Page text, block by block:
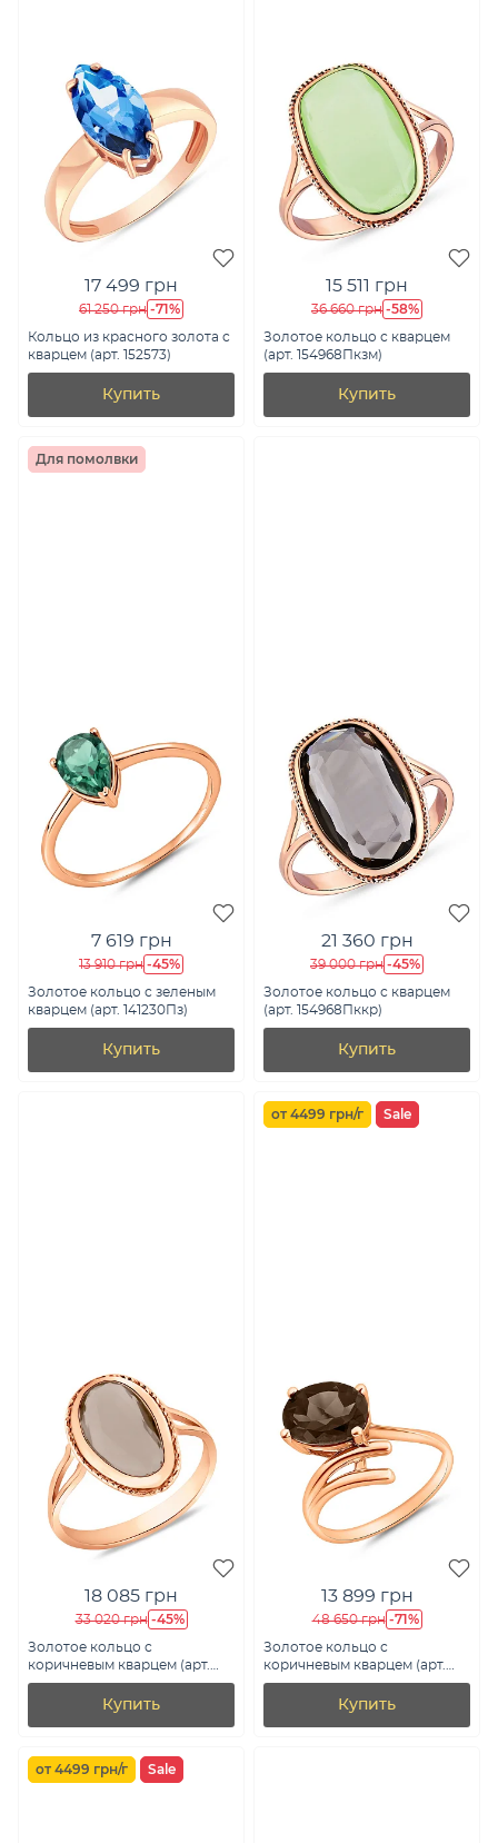
17 499 грн
61 250 грн -71%
Кольцо из красного золота с
кварцем (арт. 152573)
Купить
15 511 грн
36 660 грн -58%
Золотое кольцо с кварцем
(арт. 154968Пкзм)
Купить
Для помолвки
7 619 грн
13 910 грн -45%
Золотое кольцо с зеленым
кварцем (арт. 141230Пз)
Купить
21 360 грн
39 000 грн -45%
Золотое кольцо с кварцем
(арт. 154968Пккр)
Купить
18 085 грн
33 020 грн -45%
Золотое кольцо с
коричневым кварцем (арт.
155783Пккр)
Купить
от 4499 грн/г Sale
13 899 грн
48 650 грн -71%
Золотое кольцо с
коричневым кварцем (арт.
152604К.д)
Купить
от 4499 грн/г Sale